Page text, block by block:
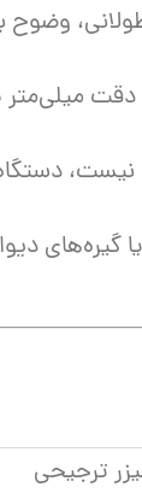
وضوح
میلی‌متر
نیست،
ترجیحی